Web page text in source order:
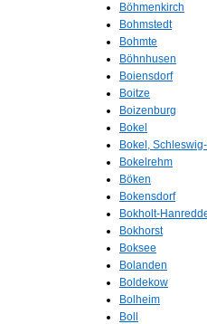
Böhmenkirch
Bohmstedt
Bohmte
Böhnhusen
Boiensdorf
Boitze
Boizenburg
Bokel
Bokel,
Bokelrehm
Böken
Bokensdorf
Bokholt-
Bokhorst
Boksee
Bolanden
Boldekow
Bolheim
Boll